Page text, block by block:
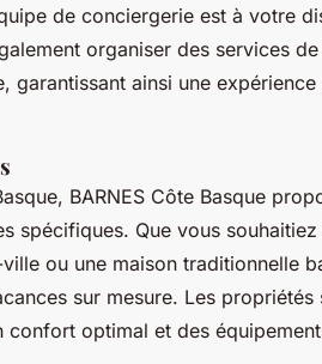
de conciergerie est à votre
organiser des services
ainsi une expérience
BARNES Côte Basque
spécifiques. Que vous
ou une maison traditionnelle
sur mesure. Les propriétés
optimal et des